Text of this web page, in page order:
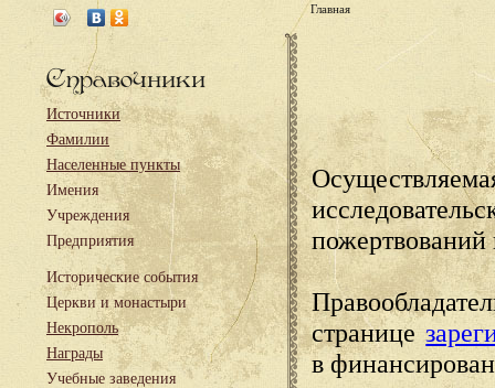
Справочники
Источники
Фамилии
Населенные пункты
Имения
Учреждения
Предприятия
Исторические события
Церкви и монастыри
Некрополь
Награды
Учебные заведения
Главная
пожертвований
странице
в